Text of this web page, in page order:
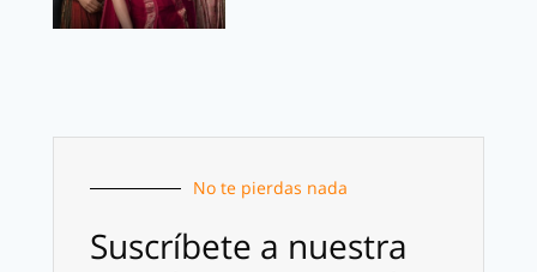
No te pierdas nada
Suscríbete a nuestra